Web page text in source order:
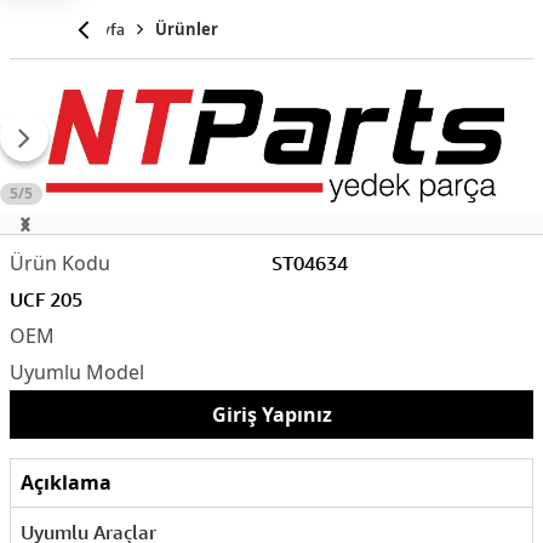
Anasayfa Ürünler
5/5
ST04634
UCF 205
Giriş Yapınız
Açıklama
Uyumlu Araçlar